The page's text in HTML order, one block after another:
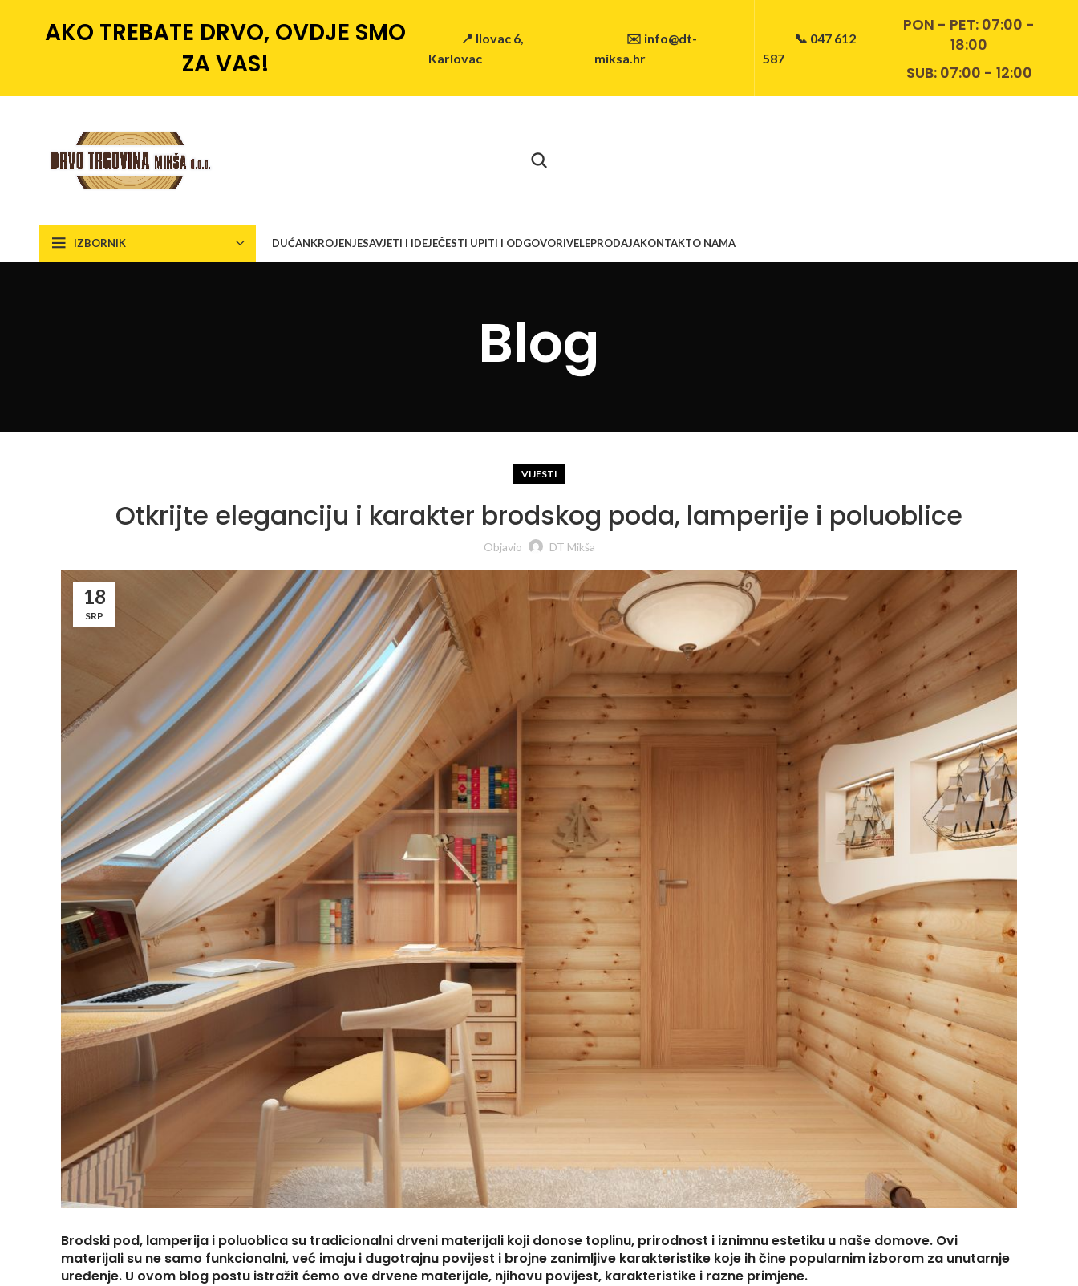
AKO TREBATE DRVO, OVDJE SMO
ZA VAS!
📍 Ilovac 6,
Karlovac
✉️ info@dt-
miksa.hr
📞 047 612
587
PON - PET: 07:00 -
18:00
SUB: 07:00 - 12:00
IZBORNIK DUĆANKROJENJESAVJETI I IDEJEČESTI UPITI I ODGOVORIVELEPRODAJAKONTAKTO NAMA
Blog
VIJESTI
Otkrijte eleganciju i karakter brodskog poda, lamperije i poluoblice
Objavio DT Mikša
18
SRP
Brodski pod, lamperija i poluoblica su tradicionalni drveni materijali koji donose toplinu, prirodnost i iznimnu estetiku u naše domove. Ovi
materijali su ne samo funkcionalni, već imaju i dugotrajnu povijest i brojne zanimljive karakteristike koje ih čine popularnim izborom za unutarnje
uređenje. U ovom blog postu istražit ćemo ove drvene materijale, njihovu povijest, karakteristike i razne primjene.